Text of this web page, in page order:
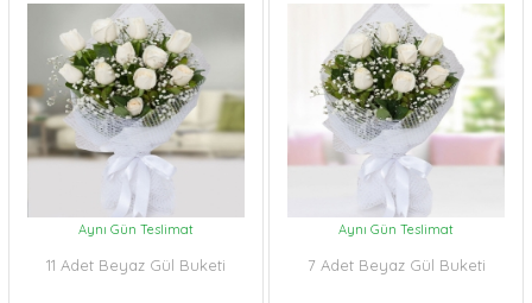
Aynı Gün Teslimat
11 Adet Beyaz Gül Buketi
Aynı Gün Teslimat
7 Adet Beyaz Gül Buketi